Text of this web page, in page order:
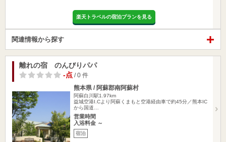
楽天トラベルの宿泊プランを見る
関連情報から探す
離れの宿 のんびりパパ
-点 / 0 件
熊本県 / 阿蘇郡南阿蘇村
阿蘇白川駅1.97km
益城空港I.Cより阿蘇くまもと空港経由車で約45分／熊本IC
から国道…
営業時間
入浴料金 ～
宿泊